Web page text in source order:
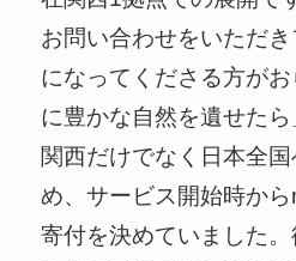
お問い合わせをいただ
になってくださる方が
に豊かな自然を遺せたら
関西だけでなく日本全
め、サービス開始時か
寄付を決めていました